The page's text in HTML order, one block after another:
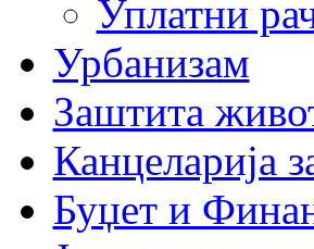
Уплатни
Урбанизам
Заштита
Канцеларија
Буџет и